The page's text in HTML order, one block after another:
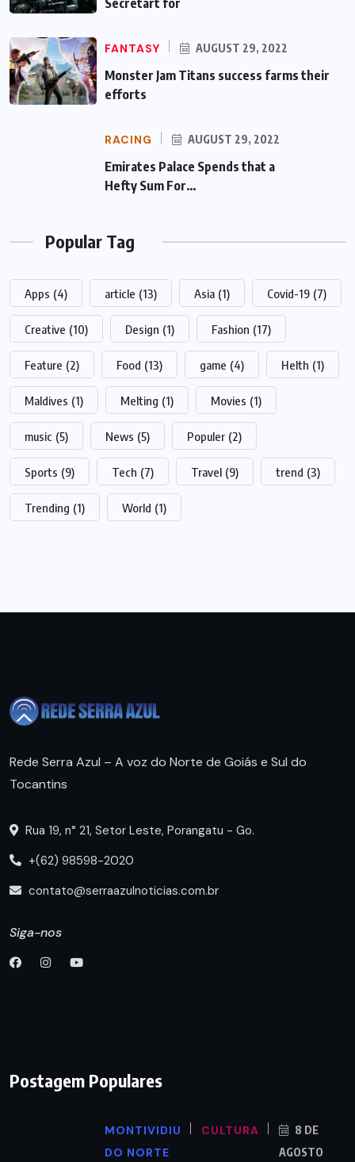
Secretart for
FANTASY AUGUST 29, 2022
Monster Jam Titans success farms their
efforts
RACING AUGUST 29, 2022
Emirates Palace Spends that a Hefty Sum
For…
Popular Tag
Apps (4) article (13) Asia (1) Covid-19 (7)
Creative (10) Design (1) Fashion (17)
Feature (2) Food (13) game (4) Helth (1)
Maldives (1) Melting (1) Movies (1)
music (5) News (5) Populer (2)
Sports (9) Tech (7) Travel (9) trend (3)
Trending (1) World (1)
Rede Serra Azul – A voz do Norte de Goiás e Sul do
Tocantins
Rua 19, n° 21, Setor Leste, Porangatu - Go.
+(62) 98598-2020
contato@serraazulnoticias.com.br
Siga-nos
Postagem Populares
MONTIVIDIU
DO NORTE
CULTURA
8 DE
AGOSTO